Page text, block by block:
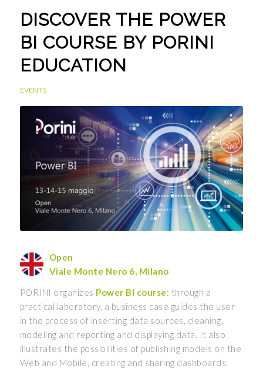
DISCOVER THE POWER
BI COURSE BY PORINI
EDUCATION
EVENTS
Open
Viale Monte Nero 6, Milano
PORINI organizes Power BI course: through a
practical laboratory, a business case guides the user
in the process of inserting data sources, cleaning,
modeling and reporting and displaying data. It also
illustrates the possibilities of publishing models on the
Web and Mobile, creating and sharing dashboards.